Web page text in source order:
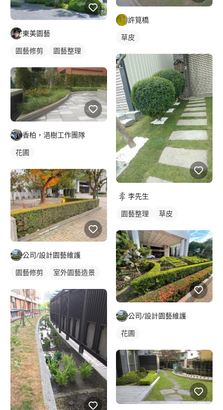
東美園藝
園藝修剪 園藝整理
香柏，浥樹工作團隊
花圃
公司/設計園藝維護
園藝修剪 室外園藝造景
許筧橋
草皮
李先生
園藝整理 草皮
公司/設計園藝維護
花圃